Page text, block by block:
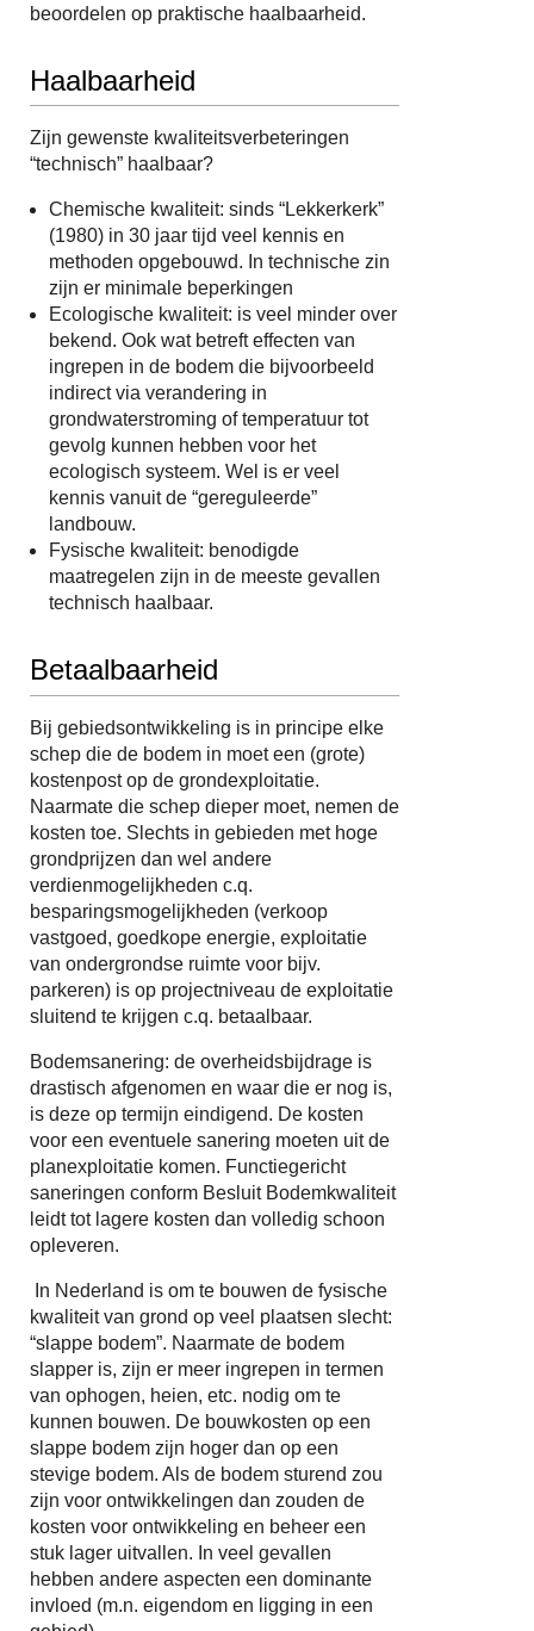
beoordelen op praktische haalbaarheid.
Haalbaarheid
Zijn gewenste kwaliteitsverbeteringen
“technisch” haalbaar?
Chemische kwaliteit: sinds “Lekkerkerk”
(1980) in 30 jaar tijd veel kennis en
methoden opgebouwd. In technische zin
zijn er minimale beperkingen
Ecologische kwaliteit: is veel minder over
bekend. Ook wat betreft effecten van
ingrepen in de bodem die bijvoorbeeld
indirect via verandering in
grondwaterstroming of temperatuur tot
gevolg kunnen hebben voor het
ecologisch systeem. Wel is er veel
kennis vanuit de “gereguleerde”
landbouw.
Fysische kwaliteit: benodigde
maatregelen zijn in de meeste gevallen
technisch haalbaar.
Betaalbaarheid
Bij gebiedsontwikkeling is in principe elke
schep die de bodem in moet een (grote)
kostenpost op de grondexploitatie.
Naarmate die schep dieper moet, nemen de
kosten toe. Slechts in gebieden met hoge
grondprijzen dan wel andere
verdienmogelijkheden c.q.
besparingsmogelijkheden (verkoop
vastgoed, goedkope energie, exploitatie
van ondergrondse ruimte voor bijv.
parkeren) is op projectniveau de exploitatie
sluitend te krijgen c.q. betaalbaar.
Bodemsanering: de overheidsbijdrage is
drastisch afgenomen en waar die er nog is,
is deze op termijn eindigend. De kosten
voor een eventuele sanering moeten uit de
planexploitatie komen. Functiegericht
saneringen conform Besluit Bodemkwaliteit
leidt tot lagere kosten dan volledig schoon
opleveren.
In Nederland is om te bouwen de fysische
kwaliteit van grond op veel plaatsen slecht:
“slappe bodem”. Naarmate de bodem
slapper is, zijn er meer ingrepen in termen
van ophogen, heien, etc. nodig om te
kunnen bouwen. De bouwkosten op een
slappe bodem zijn hoger dan op een
stevige bodem. Als de bodem sturend zou
zijn voor ontwikkelingen dan zouden de
kosten voor ontwikkeling en beheer een
stuk lager uitvallen. In veel gevallen
hebben andere aspecten een dominante
invloed (m.n. eigendom en ligging in een